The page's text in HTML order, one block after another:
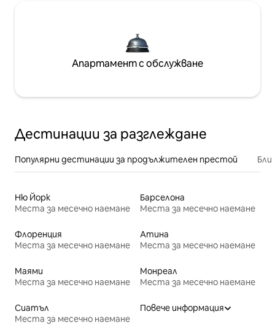
Апартамент с обслужване
Дестинации за разглеждане
Популярни дестинации за продължителен престой
Ню Йорк
Места за месечно наемане
Барселона
Места за месечно наемане
Флоренция
Места за месечно наемане
Атина
Места за месечно наемане
Маями
Места за месечно наемане
Монреал
Места за месечно наемане
Сиатъл
Места за месечно наемане
Повече информация